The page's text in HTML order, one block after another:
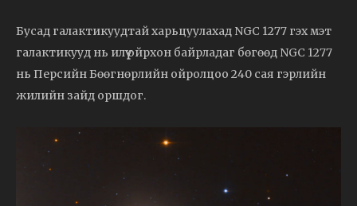
Бусад галактикуудтай харьцуулахад NGC 1277 гэх мэт
галактикууд нь илүү ойрхон байрладаг бөгөөд NGC 1277
нь Персийн Бөөгнөрлийн ойролцоо 240 сая гэрлийн
жилийн зайд оршдог.